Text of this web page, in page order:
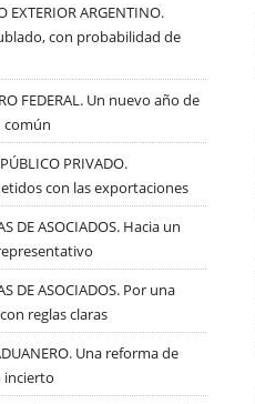
EXTERIOR ARGENTINO.
con probabilidad de
FEDERAL. Un nuevo año de
común
PRIVADO.
con las exportaciones
DE ASOCIADOS. Hacia un
DE ASOCIADOS. Por una
reglas claras
Una reforma de